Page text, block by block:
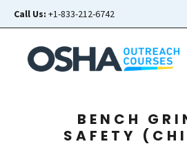
Call Us: +1-833-212-6742
BENCH
SAFETY